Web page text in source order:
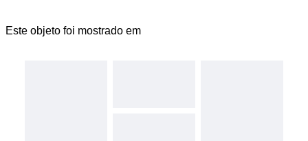
Este objeto foi mostrado em